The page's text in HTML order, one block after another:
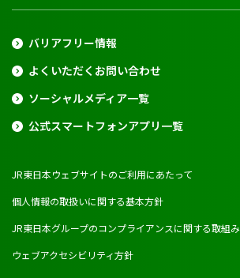
バリアフリー情報
よくいただくお問い合わせ
ソーシャルメディア一覧
公式スマートフォンアプリ一覧
JR東日本ウェブサイトのご利用にあたって
個人情報の取扱いに関する基本方針
JR東日本グループのコンプライアンスに関する取組み
ウェブアクセシビリティ方針